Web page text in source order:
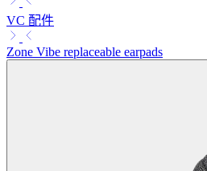
VC 配件
Zone Vibe replaceable earpads